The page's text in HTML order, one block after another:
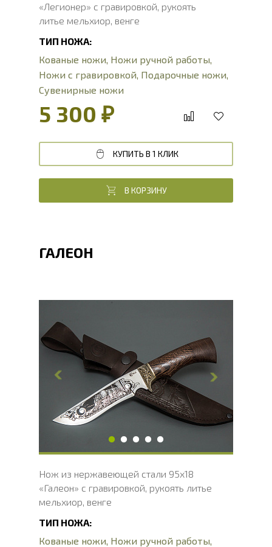
«Легионер» с гравировкой, рукоять
литье мельхиор, венге
ТИП НОЖА:
Кованые ножи, Ножи ручной работы,
Ножи с гравировкой, Подарочные ножи,
Сувенирные ножи
5 300 ₽
КУПИТЬ В 1 КЛИК
В КОРЗИНУ
ГАЛЕОН
Общая длина, мм
Длина клинка, мм
147
Ширина клинка, мм
32.1
Толщина обуха, мм
Ширина рукояти, мм
30.2
Длина рукояти, мм
126.5
Толщина рукояти, мм
22.7
Твердость клинка, HRC
56 - 58 HRC
Нож из нержавеющей стали 95х18
«Галеон» с гравировкой, рукоять литье
мельхиор, венге
ТИП НОЖА:
Кованые ножи, Ножи ручной работы,